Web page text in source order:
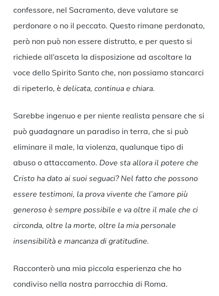
confessore, nel Sacramento, deve valutare se
perdonare o no il peccato. Questo rimane perdonato,
però non può non essere distrutto, e per questo si
richiede all’asceta la disposizione ad ascoltare la
voce dello Spirito Santo che, non possiamo stancarci
di ripeterlo, è delicata, continua e chiara.
Sarebbe ingenuo e per niente realista pensare che si
può guadagnare un paradiso in terra, che si può
eliminare il male, la violenza, qualunque tipo di
abuso o attaccamento. Dove sta allora il potere che
Cristo ha dato ai suoi seguaci? Nel fatto che possono
essere testimoni, la prova vivente che l’amore più
generoso è sempre possibile e va oltre il male che ci
circonda, oltre la morte, oltre la mia personale
insensibilità e mancanza di gratitudine.
Racconterò una mia piccola esperienza che ho
condiviso nella nostra parrocchia di Roma.